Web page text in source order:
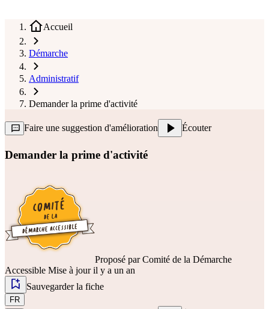
Accueil
Démarche
Administratif
Demander la prime d'activité
Faire une suggestion d'amélioration Écouter
Demander la prime d'activité
Proposé par Comité de la Démarche
Accessible Mise à jour il y a un an
Sauvegarder la fiche
FR